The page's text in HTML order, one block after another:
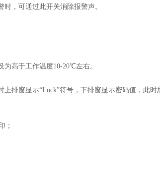
，可通过此开关消除报警声。
高于工作温度10-20℃左右。
上排窗显示“Lock”符号，下排窗显示密码值，此
；